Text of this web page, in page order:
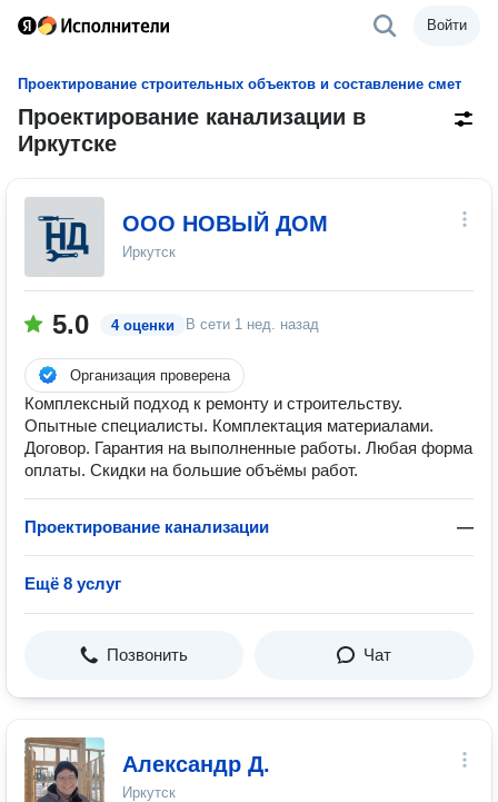
Войти
Проектирование строительных объектов и составление смет
Проектирование канализации в
Иркутске
ООО НОВЫЙ ДОМ
Иркутск
5.0 4 оценки В сети 1 нед. назад
Организация проверена
Комплексный подход к ремонту и строительству.
Опытные специалисты. Комплектация материалами.
Договор. Гарантия на выполненные работы. Любая форма
оплаты. Скидки на большие объёмы работ.
Проектирование канализации —
Ещё 8 услуг
Позвонить Чат
Александр Д.
Иркутск